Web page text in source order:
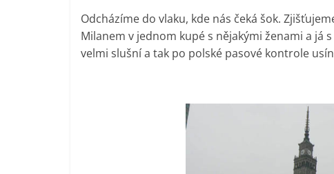
Odcházíme do vlaku, kde nás čeká šok.
Milanem v jednom kupé s nějakými ženami a já
velmi slušní a tak po polské pasové kontrole